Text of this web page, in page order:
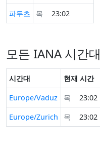
파두츠
목 23:02
모든 IANA 시간
시간대
현재 시간
Europe/Vaduz
목
23:02
Europe/Zurich
목 23:02